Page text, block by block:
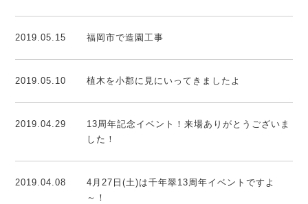
2019.05.15 福岡市で造園工事
2019.05.10 植木を小郡に見にいってきましたよ
2019.04.29
13周年記念イベント！来場ありがとうございま
した！
2019.04.08
4月27日(土)は千年翠13周年イベントですよ
～！